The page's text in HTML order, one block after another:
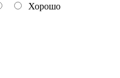
Хорошо